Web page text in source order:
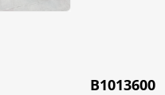
B1013600